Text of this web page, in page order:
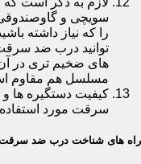
سویچی و گاوصندوقی
را که نیاز داشته
توانید درب ضد
های ضخیم تری در آن
مسلسل هم مقاوم
کیفیت دستگیره ها
سرقت مورد
راه های شناخت درب ضد سرقت